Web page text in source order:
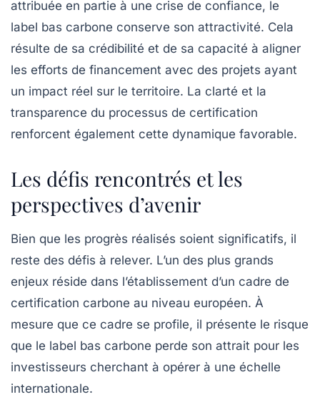
attribuée en partie à une crise de confiance, le
label bas carbone conserve son attractivité. Cela
résulte de sa crédibilité et de sa capacité à aligner
les efforts de financement avec des projets ayant
un impact réel sur le territoire. La clarté et la
transparence du processus de certification
renforcent également cette dynamique favorable.
Les défis rencontrés et les
perspectives d’avenir
Bien que les progrès réalisés soient significatifs, il
reste des défis à relever. L’un des plus grands
enjeux réside dans l’établissement d’un cadre de
certification carbone au niveau européen. À
mesure que ce cadre se profile, il présente le risque
que le label bas carbone perde son attrait pour les
investisseurs cherchant à opérer à une échelle
internationale.